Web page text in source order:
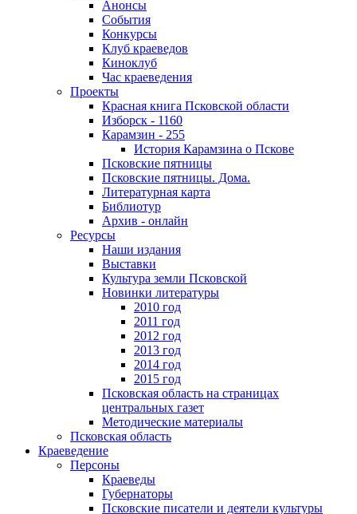
Анонсы
События
Конкурсы
Клуб краеведов
Киноклуб
Час краеведения
Проекты
Красная книга Псковской области
Изборск - 1160
Карамзин - 255
История Карамзина о Пскове
Псковские пятницы
Псковские пятницы. Дома.
Литературная карта
Библиотур
Архив - онлайн
Ресурсы
Наши издания
Выставки
Культура земли Псковской
Новинки литературы
2010 год
2011 год
2012 год
2013 год
2014 год
2015 год
Псковская область на страницах
центральных газет
Методические материалы
Псковская область
Краеведение
Персоны
Краеведы
Губернаторы
Псковские писатели и деятели культуры